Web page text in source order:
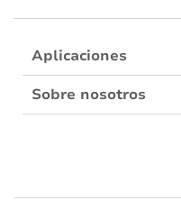
Aplicaciones
Sobre nosotros